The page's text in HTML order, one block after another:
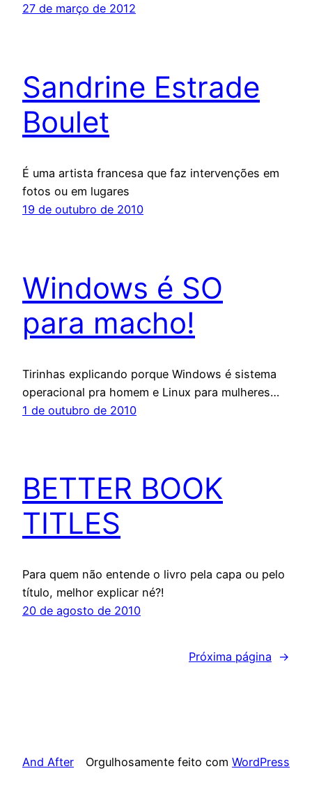
27 de março de 2012
Sandrine Estrade
Boulet
É uma artista francesa que faz intervenções em
fotos ou em lugares
19 de outubro de 2010
Windows é SO
para macho!
Tirinhas explicando porque Windows é sistema
operacional pra homem e Linux para mulheres…
1 de outubro de 2010
BETTER BOOK
TITLES
Para quem não entende o livro pela capa ou pelo
título, melhor explicar né?!
20 de agosto de 2010
Próxima página →
And After Orgulhosamente feito com WordPress